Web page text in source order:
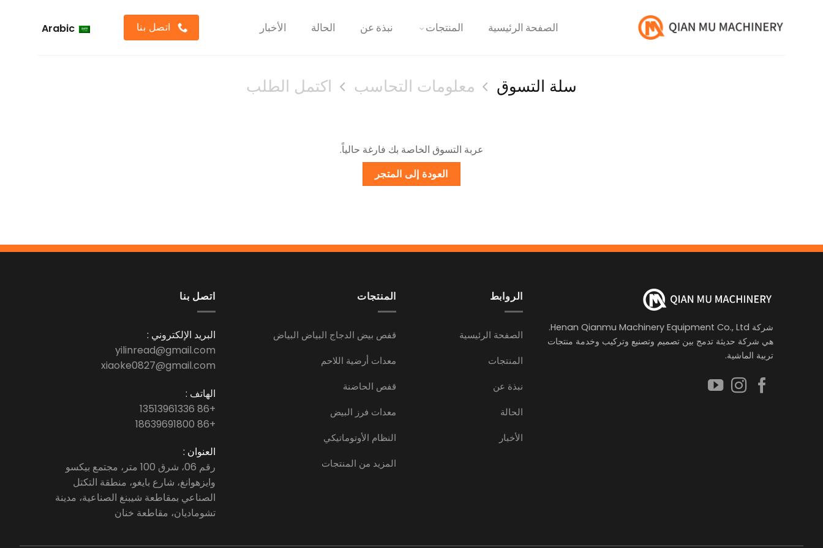
الصفحة الرئيسية المنتجات نبذة عن الحالة الأخبار اتصل بنا
سلة التسوق معلومات التحاسب اكتمل الطلب
عربة التسوق الخاصة بك فارغة حالياً.
العودة إلى المتجر
شركة Henan Qianmu Machinery Equipment Co., Ltd.
هي شركة حديثة تدمج بين تصميم وتصنيع وتركيب وخدمة منتجات
تربية الماشية.
الروابط
الصفحة الرئيسية
المنتجات
نبذة عن
الحالة
الأخبار
المنتجات
قفص بيض الدجاج البياض البياض
معدات أرضية اللاحم
قفص الحاضنة
معدات فرز البيض
النظام الأوتوماتيكي
المزيد من المنتجات
اتصل بنا
البريد الإلكتروني :
yilinread@gmail.com
xiaoke0827@gmail.com
الهاتف :
+86 13513961336
+86 18639691800
العنوان :
رقم 06، شرق 100 متر، مجتمع بيكسو
وايزهوانغ، شارع بايغو، منطقة التكتل
الصناعي بمقاطعة شيبنغ الصناعية، مدينة
تشوماديان، مقاطعة خنان